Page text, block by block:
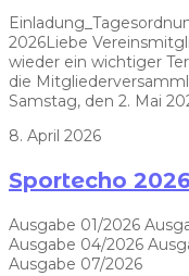
2026Liebe
wieder ein wichtiger
die
Samstag, den 2. Mai
8. April 2026
Sportecho 2026
Ausgabe 01/2026
Ausgabe 04/2026
Ausgabe 07/2026